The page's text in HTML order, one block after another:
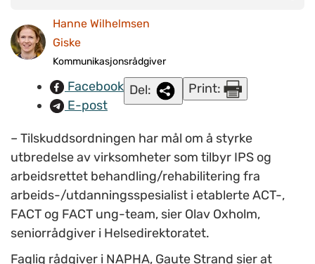
Hanne Wilhelmsen
Giske
Kommunikasjonsrådgiver
Facebook
E-post
Del: Print:
– Tilskuddsordningen har mål om å styrke
utbredelse av virksomheter som tilbyr IPS og
arbeidsrettet behandling/rehabilitering fra
arbeids-/utdanningsspesialist i etablerte ACT-,
FACT og FACT ung-team, sier Olav Oxholm,
seniorrådgiver i Helsedirektoratet.
Faglig rådgiver i NAPHA, Gaute Strand sier at